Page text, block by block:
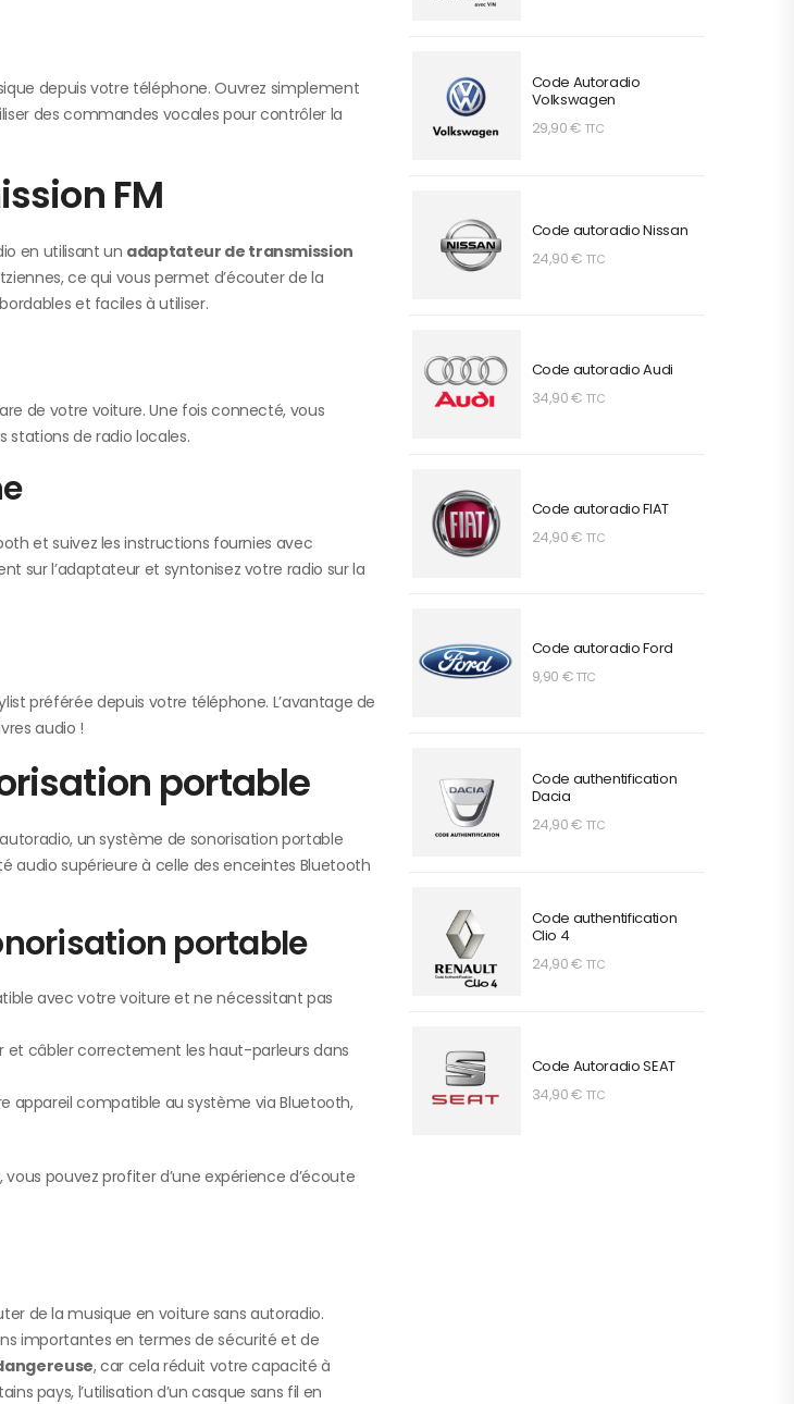
depuis votre téléphone. Ouvrez simplement
des commandes vocales pour contrôler la
FM
en utilisant un adaptateur de transmission
ce qui vous permet d’écouter de la
et faciles à utiliser.
de votre voiture. Une fois connecté, vous
stations de radio locales.
et suivez les instructions fournies avec
sur l’adaptateur et syntonisez votre radio sur la
préférée depuis votre téléphone. L’avantage de
audio !
portable
un système de sonorisation portable
supérieure à celle des enceintes Bluetooth
portable
avec votre voiture et ne nécessitant pas
et câbler correctement les haut-parleurs dans
compatible au système via Bluetooth,
pouvez profiter d’une expérience d’écoute
de la musique en voiture sans autoradio.
importantes en termes de sécurité et de
, car cela réduit votre capacité à
pays, l’utilisation d’un casque sans fil en
Code Autoradio
Volkswagen
29,90€ TTC
Code autoradio Nissan
24,90€ TTC
Code autoradio Audi
34,90€ TTC
Code autoradio FIAT
24,90€ TTC
Code autoradio Ford
9,90 € TTC
Code authentification
Dacia
24,90€ TTC
Code authentification
Clio 4
24,90€ TTC
Code Autoradio SEAT
34,90€ TTC